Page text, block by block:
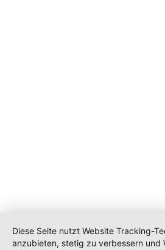
Diese Seite nutzt Website Tracking-
anzubieten, stetig zu verbessern